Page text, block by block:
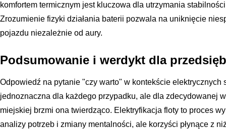
komfortem termicznym jest kluczowa dla utrzymania
Zrozumienie fizyki działania baterii pozwala na uniknięcie
pojazdu niezależnie od aury.
Podsumowanie i werdykt dla
Odpowiedź na pytanie "czy warto" w kontekście elektrycznych
jednoznaczna dla każdego przypadku, ale dla zdecydowanej
miejskiej brzmi ona twierdząco. Elektryfikacja floty to proces
analizy potrzeb i zmiany mentalności, ale korzyści płynące z